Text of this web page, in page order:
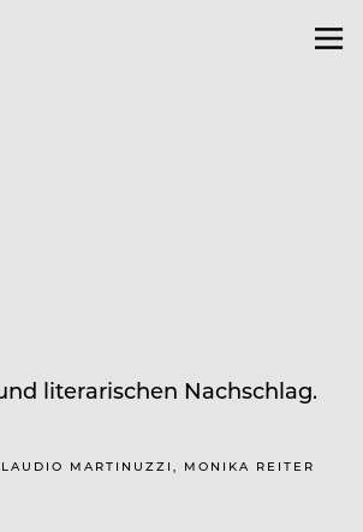
literarischen Nachschlag.
MARTINUZZI, MONIKA REITER